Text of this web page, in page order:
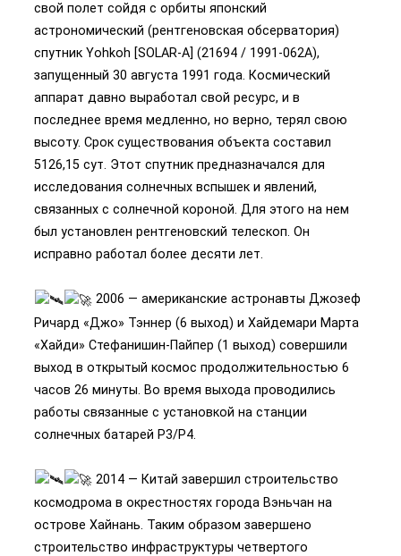
свой полет сойдя с орбиты японский
астрономический (рентгеновская обсерватория)
спутник Yohkoh [SOLAR-A] (21694 / 1991-062А),
запущенный 30 августа 1991 года. Космический
аппарат давно выработал свой ресурс, и в
последнее время медленно, но верно, терял свою
высоту. Срок существования объекта составил
5126,15 сут. Этот спутник предназначался для
исследования солнечных вспышек и явлений,
связанных с солнечной короной. Для этого на нем
был установлен рентгеновский телескоп. Он
исправно работал более десяти лет.
2006 — американские астронавты Джозеф
Ричард «Джо» Тэннер (6 выход) и Хайдемари Марта
«Хайди» Стефанишин-Пайпер (1 выход) совершили
выход в открытый космос продолжительностью 6
часов 26 минуты. Во время выхода проводились
работы связанные с установкой на станции
солнечных батарей P3/P4.
2014 — Китай завершил строительство
космодрома в окрестностях города Вэньчан на
острове Хайнань. Таким образом завершено
строительство инфраструктуры четвертого